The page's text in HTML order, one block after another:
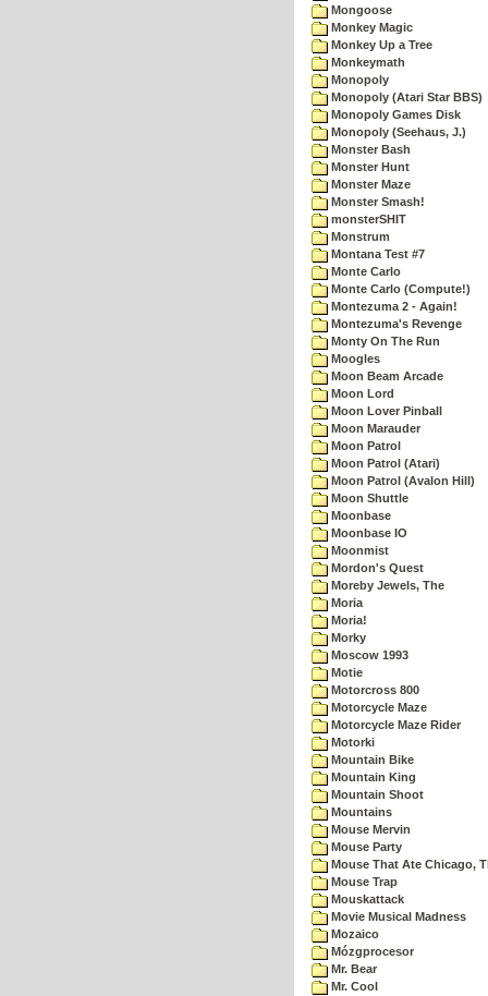
Mongoose
Monkey Magic
Monkey Up a Tree
Monkeymath
Monopoly
Monopoly (Atari Star BBS)
Monopoly Games Disk
Monopoly (Seehaus, J.)
Monster Bash
Monster Hunt
Monster Maze
Monster Smash!
monsterSHIT
Monstrum
Montana Test #7
Monte Carlo
Monte Carlo (Compute!)
Montezuma 2 - Again!
Montezuma's Revenge
Monty On The Run
Moogles
Moon Beam Arcade
Moon Lord
Moon Lover Pinball
Moon Marauder
Moon Patrol
Moon Patrol (Atari)
Moon Patrol (Avalon Hill)
Moon Shuttle
Moonbase
Moonbase IO
Moonmist
Mordon's Quest
Moreby Jewels, The
Moria
Moria!
Morky
Moscow 1993
Motie
Motorcross 800
Motorcycle Maze
Motorcycle Maze Rider
Motorki
Mountain Bike
Mountain King
Mountain Shoot
Mountains
Mouse Mervin
Mouse Party
Mouse That Ate Chicago,
Mouse Trap
Mouskattack
Movie Musical Madness
Mozaico
Mózgprocesor
Mr. Bear
Mr. Cool